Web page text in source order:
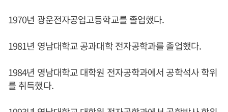
1970년 광운전자공업고등학교를 졸업했다.
1981년 영남대학교 공과대학 전자공학과를 졸업했다.
1984년 영남대학교 대학원 전자공학과에서 공학석사 학위
를 취득했다.